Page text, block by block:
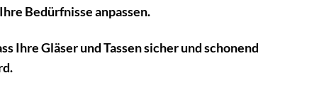
Bedürfnisse anpassen.
Ihre Gläser und Tassen sicher und schonend